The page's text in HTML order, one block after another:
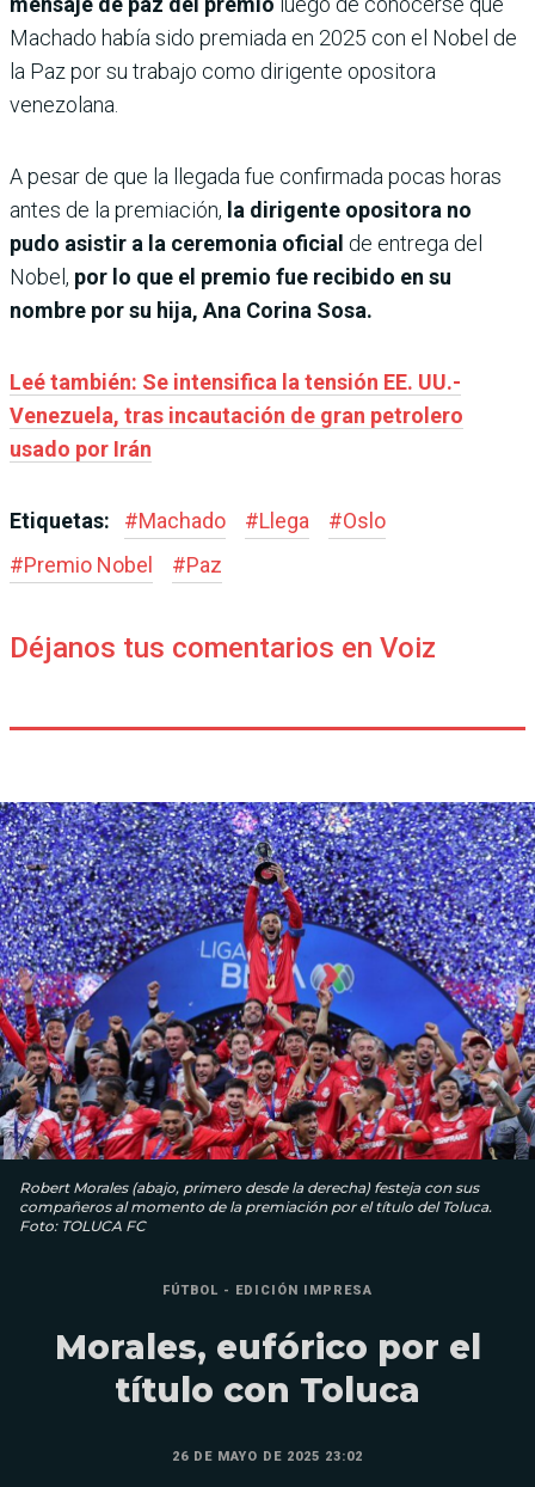
Machado había sido premiada en 2025 con el Nobel de
la Paz por su trabajo como dirigente opositora
venezolana.
A pesar de que la llegada fue confirmada pocas horas
antes de la premiación, la dirigente opositora no
pudo asistir a la ceremonia oficial de entrega del
Nobel, por lo que el premio fue recibido en su
nombre por su hija, Ana Corina Sosa.
Leé también: Se intensifica la tensión EE. UU.-
Venezuela, tras incautación de gran petrolero
usado por Irán
Etiquetas: #Machado #Llega #Oslo
#Premio Nobel #Paz
Déjanos tus comentarios en Voiz
Robert Morales (abajo, primero desde la derecha) festeja con sus
compañeros al momento de la premiación por el título del Toluca.
Foto: TOLUCA FC
FÚTBOL - EDICIÓN IMPRESA
Morales, eufórico por el
título con Toluca
26 DE MAYO DE 2025 23:02